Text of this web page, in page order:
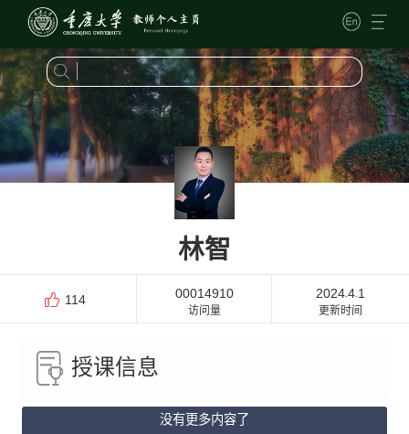
林智
114 00014910
访问量
2024-4-1
更新时间
授课信息
没有更多内容了